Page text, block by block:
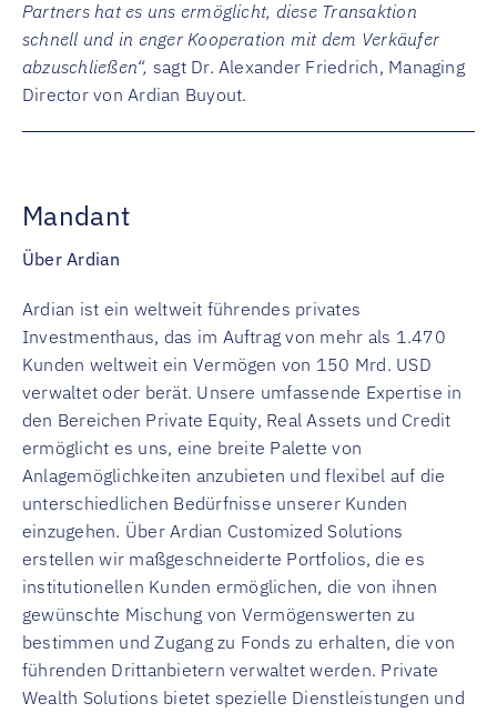
Partners hat es uns ermöglicht, diese Transaktion
schnell und in enger Kooperation mit dem Verkäufer
abzuschließen“, sagt Dr. Alexander Friedrich, Managing
Director von Ardian Buyout.
Mandant
Über Ardian
Ardian ist ein weltweit führendes privates
Investmenthaus, das im Auftrag von mehr als 1.470
Kunden weltweit ein Vermögen von 150 Mrd. USD
verwaltet oder berät. Unsere umfassende Expertise in
den Bereichen Private Equity, Real Assets und Credit
ermöglicht es uns, eine breite Palette von
Anlagemöglichkeiten anzubieten und flexibel auf die
unterschiedlichen Bedürfnisse unserer Kunden
einzugehen. Über Ardian Customized Solutions
erstellen wir maßgeschneiderte Portfolios, die es
institutionellen Kunden ermöglichen, die von ihnen
gewünschte Mischung von Vermögenswerten zu
bestimmen und Zugang zu Fonds zu erhalten, die von
führenden Drittanbietern verwaltet werden. Private
Wealth Solutions bietet spezielle Dienstleistungen und